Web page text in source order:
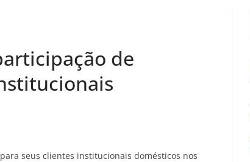
de
seus clientes institucionais domésticos nos